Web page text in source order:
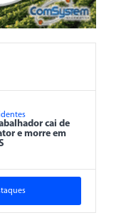
cai de
e morre em